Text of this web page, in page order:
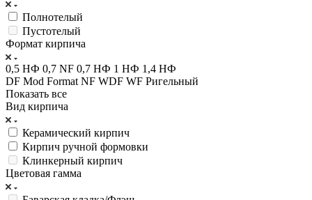
Полнотелый
Пустотелый
Формат кирпича
0,5 НФ 0,7 NF 0,7 НФ 1 НФ 1,4 НФ
DF Mod Format NF WDF WF Ригельный
Показать все
Вид кирпича
Керамический кирпич
Кирпич ручной формовки
Клинкерный кирпич
Цветовая гамма